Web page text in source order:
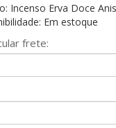
Incenso Erva Doce Anis
Em estoque
frete: